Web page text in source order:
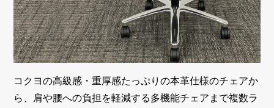
コクヨの高級感・重厚感たっぷりの本革仕様のチェアか
ら、肩や腰への負担を軽減する多機能チェアまで複数ラ